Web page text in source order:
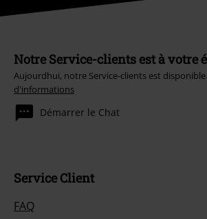
Notre Service-clients est à votre
Aujourdhui, notre Service-clients est disponible
d'informations
Démarrer le Chat
Service Client
FAQ